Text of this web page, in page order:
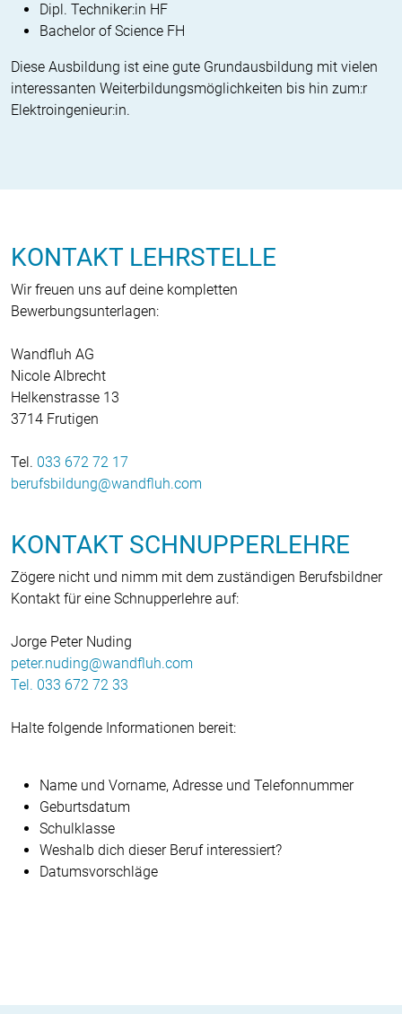
Dipl. Techniker:in HF
Bachelor of Science FH
Diese Ausbildung ist eine gute Grund­ausbildung mit vielen
interessanten Weiterbildungsmöglichkeiten bis hin zum:r
Elektroingenieur:in.
KONTAKT LEHRSTELLE
Wir freuen uns auf deine kompletten
Bewerbungsunterlagen:
Wandfluh AG
Nicole Albrecht
Helkenstrasse 13
3714 Frutigen
Tel. 033 672 72 17
berufsbildung
wandfluh com
KONTAKT SCHNUPPERLEHRE
Zögere nicht und nimm mit dem zuständigen Berufsbildner
Kontakt für eine Schnupperlehre auf:
Jorge Peter Nuding
peter.nuding
wandfluh com
Tel. 033 672 72 33
Halte folgende Informationen bereit:
Name und Vorname, Adresse und Telefonnummer
Geburtsdatum
Schulklasse
Weshalb dich dieser Beruf interessiert?
Datumsvorschläge